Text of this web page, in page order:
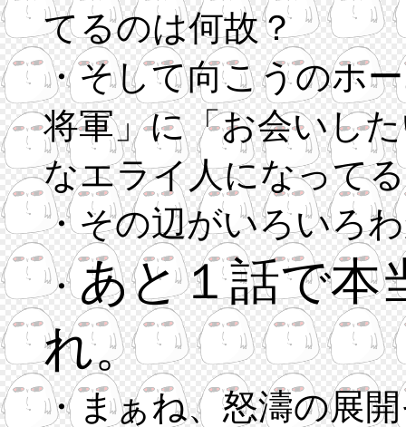
てるのは何故？
・そして向こうのホ
将軍」に「お会いし
なエライ人になって
・その辺がいろいろ
・あと１話で本
れ。
・まぁね、怒濤の展